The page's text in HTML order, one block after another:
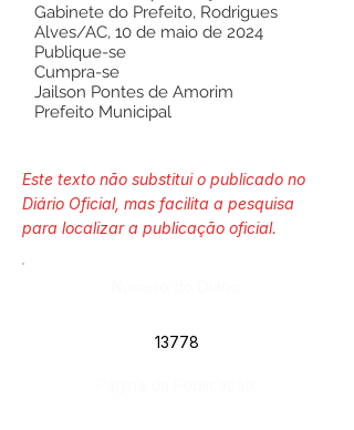
Gabinete do Prefeito, Rodrigues
Alves/AC, 10 de maio de 2024
Publique-se
Cumpra-se
Jailson Pontes de Amorim
Prefeito Municipal
Este texto não substitui o publicado no
Diário Oficial, mas facilita a pesquisa
para localizar a publicação oficial.
13778